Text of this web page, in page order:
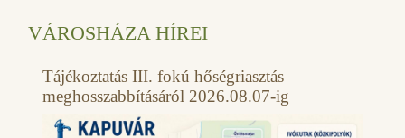
VÁROSHÁZA HÍREI
Tájékoztatás III. fokú hőségriasztás
meghosszabbításáról 2026.08.07-ig